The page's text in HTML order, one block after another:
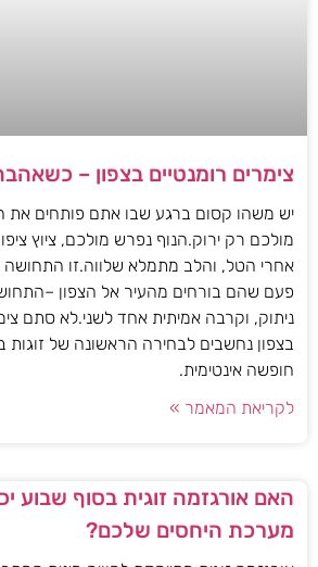
צימרים רומנטיים בצפון –
יש משהו קסום ברגע שבו אתם פותחים את
מולכם רק ירוק.הנוף נפרש מולכם, ציוץ
אחרי הטל, והלב מתמלא שלווה.זו התחושה
פעם שהם בורחים מהעיר אל הצפון
ניתוק, וקרבה אמיתית אחד לשני.לא סתם
בצפון נחשבים לבחירה הראשונה של זוגות
חופשה אינטימית.
לקריאת המאמר »
האם אורגזמה זוגית בסוף שבוע
מערכת היחסים שלכם?